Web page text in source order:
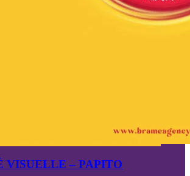
VISUELLE – PAPITO